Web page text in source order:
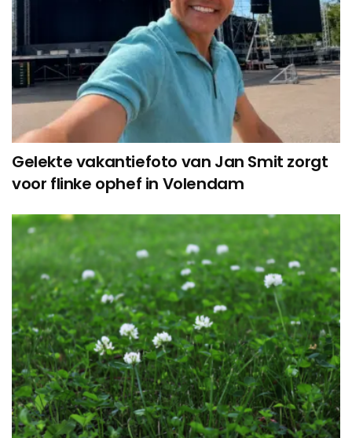
Gelekte vakantiefoto van Jan Smit zorgt
voor flinke ophef in Volendam